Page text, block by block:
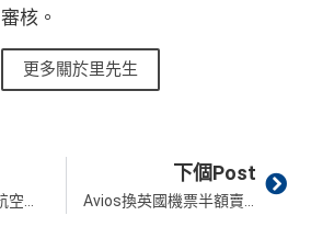
審核。
更多關於里先生
下個Post